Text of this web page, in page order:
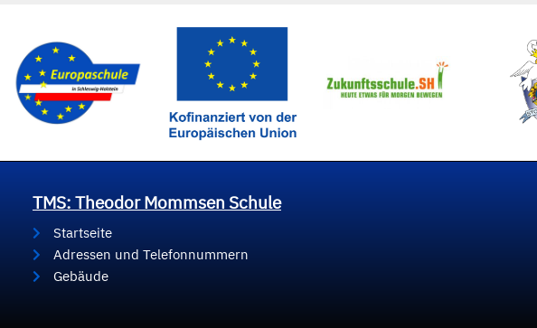
TMS: Theodor Mommsen Schule
Startseite
Adressen und Telefonnummern
Gebäude